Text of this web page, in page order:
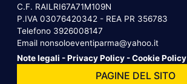
C.F. RAILRI67A71M109N
P.IVA 03076420342 - REA PR 356783
Telefono 3926008147
Email nonsoloeventiparma@yahoo.it
Note legali -Privacy Policy -Cookie Policy
PAGINE DEL SITO